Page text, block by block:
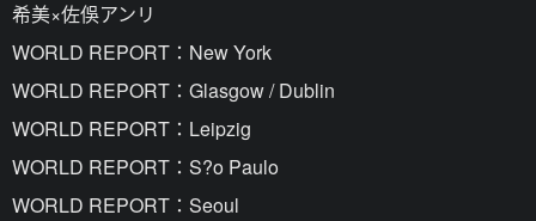
希美×佐俁アンリ
WORLD REPORT：New York
WORLD REPORT：Glasgow / Dublin
WORLD REPORT：Leipzig
WORLD REPORT：S?o Paulo
WORLD REPORT：Seoul